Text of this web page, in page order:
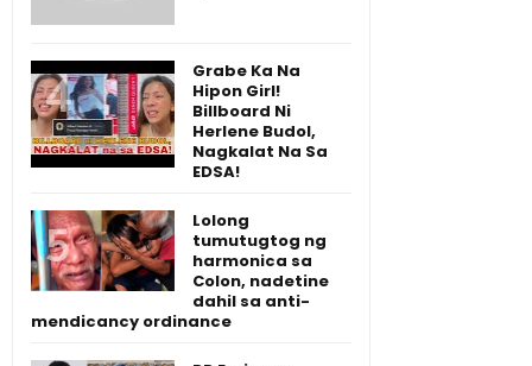
Grabe Ka Na
Hipon Girl!
Billboard Ni
Herlene Budol,
Nagkalat Na Sa
EDSA!
Lolong
tumutugtog ng
harmonica sa
Colon, nadetine
dahil sa anti-
mendicancy ordinance